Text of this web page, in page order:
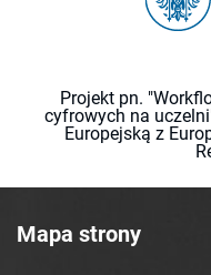
Projekt pn.
cyfrowych na
Europejską z
Mapa strony